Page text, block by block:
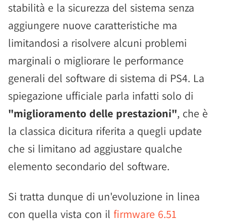
stabilità e la sicurezza del sistema senza
aggiungere nuove caratteristiche ma
limitandosi a risolvere alcuni problemi
marginali o migliorare le performance
generali del software di sistema di PS4. La
spiegazione ufficiale parla infatti solo di
"miglioramento delle prestazioni", che è
la classica dicitura riferita a quegli update
che si limitano ad aggiustare qualche
elemento secondario del software.
Si tratta dunque di un'evoluzione in linea
con quella vista con il firmware 6.51